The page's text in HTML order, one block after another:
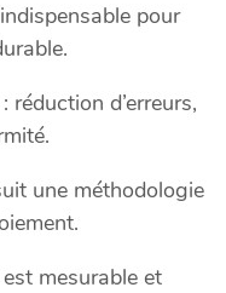
pour
d’erreurs,
une méthodologie
mesurable et